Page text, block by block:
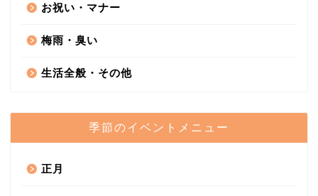
お祝い・マナー
梅雨・臭い
生活全般・その他
季節のイベントメニュー
正月